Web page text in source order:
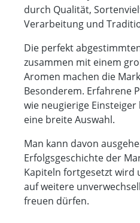
durch Qualität,
Verarbeitung und
Die perfekt
zusammen mit einem
Aromen machen die
Besonderem. Erfahrene
wie neugierige
eine breite Auswahl.
Man kann davon
Erfolgsgeschichte der
Kapiteln fortgesetzt wird
auf weitere
freuen dürfen.